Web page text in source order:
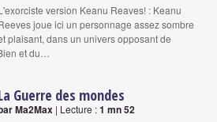
version Keanu Reaves! : Keanu
joue ici un personnage assez sombre
plaisant, dans un univers opposant de
et du…
Guerre des mondes
Ma2Max | Lecture :1 mn 52